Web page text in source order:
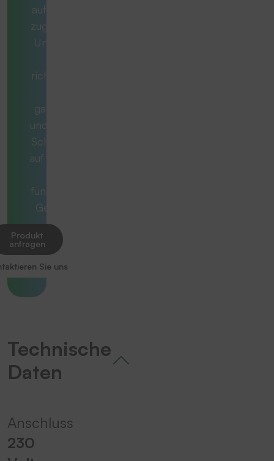
auf Ihren Bedarf
zugeschnitten ist.
Unsere Berater
richtigen Fragen,
ganzheitlich mit
und begleiten Sie
Schritt für Schritt
auf dem Weg zur
funktionierenden
Gesamtlösung.
Produkt
anfragen
Sie uns
Technische
Daten
Anschluss
230